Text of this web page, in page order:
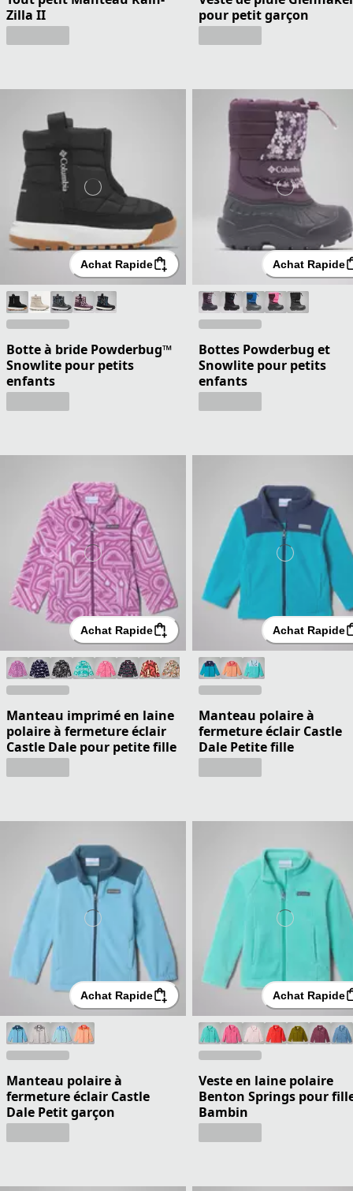
Zilla II
pour petit garçon
Achat Rapide
Botte à bride Powderbug™
Snowlite pour petits
enfants
Achat Rapide
Bottes Powderbug et
Snowlite pour petits
enfants
Achat Rapide
Manteau imprimé en laine
polaire à fermeture éclair
Castle Dale pour petite fille
Achat Rapide
Manteau polaire à
fermeture éclair Castle
Dale Petite fille
Achat Rapide
Manteau polaire à
fermeture éclair Castle
Dale Petit garçon
Achat Rapide
Veste en laine polaire
Benton Springs pour
Bambin